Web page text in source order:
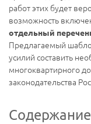
работ этих будет
возможность
отдельный
Предлагаемый
усилий составить
многоквартирного
законодательства